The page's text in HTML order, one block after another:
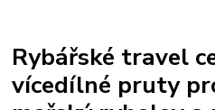
Rybářské travel
vícedílné pruty